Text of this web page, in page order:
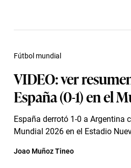
VIDEO: ver
España (0-1) en el
España derrotó 1-0 a Argentina
Mundial 2026 en el Estadio
Fútbol mundial
Joao Muñoz Tineo